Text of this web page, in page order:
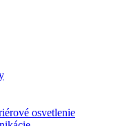
osvetlenie